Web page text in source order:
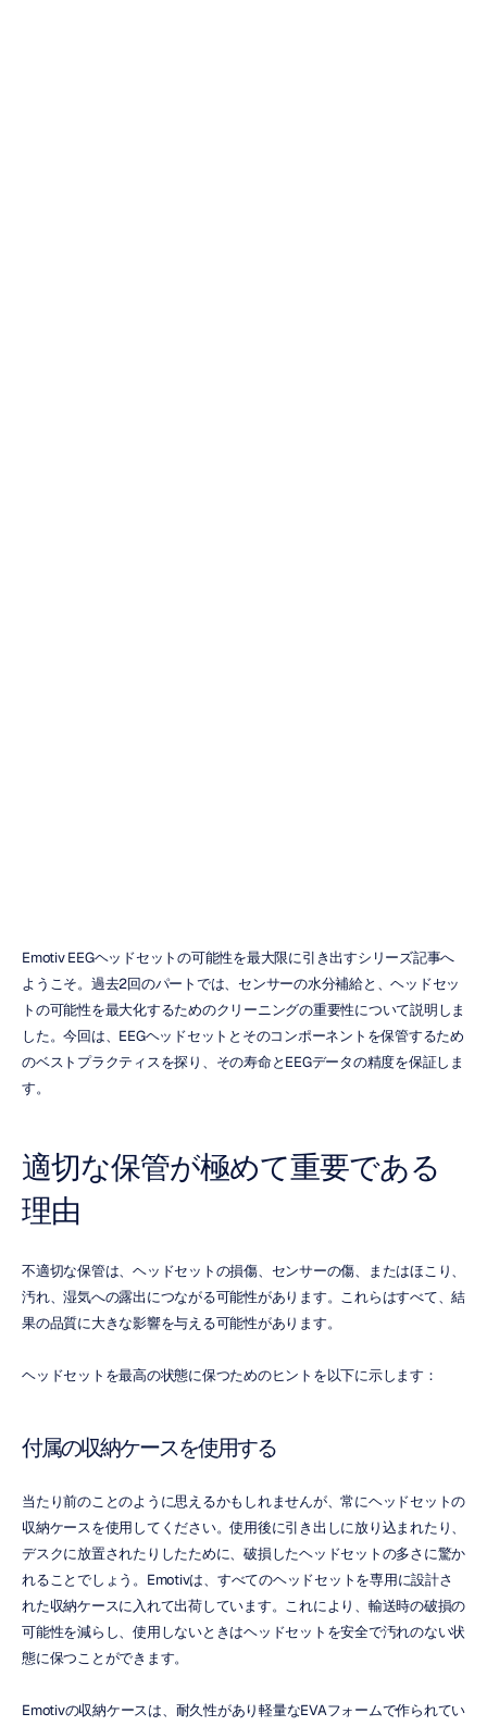
Emotiv EEGヘッドセットの可能性を最大限に引き出すシリーズ記事へ
ようこそ。過去2回のパートでは、センサーの水分補給と、ヘッドセッ
トの可能性を最大化するためのクリーニングの重要性について説明しま
した。今回は、EEGヘッドセットとそのコンポーネントを保管するため
のベストプラクティスを探り、その寿命とEEGデータの精度を保証しま
す。
適切な保管が極めて重要である
理由
不適切な保管は、ヘッドセットの損傷、センサーの傷、またはほこり、
汚れ、湿気への露出につながる可能性があります。これらはすべて、結
果の品質に大きな影響を与える可能性があります。
ヘッドセットを最高の状態に保つためのヒントを以下に示します：
付属の収納ケースを使用する
当たり前のことのように思えるかもしれませんが、常にヘッドセットの
収納ケースを使用してください。使用後に引き出しに放り込まれたり、
デスクに放置されたりしたために、破損したヘッドセットの多さに驚か
れることでしょう。Emotivは、すべてのヘッドセットを専用に設計さ
れた収納ケースに入れて出荷しています。これにより、輸送時の破損の
可能性を減らし、使用しないときはヘッドセットを安全で汚れのない状
態に保つことができます。
Emotivの収納ケースは、耐久性があり軽量なEVAフォームで作られてい